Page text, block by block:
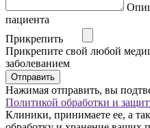
пациента
Прикрепить
Прикрепите свой любой
заболеванием
Отправить
Нажимая отправить, вы
Политикой обработки и
Клиники, принимаете ее, а